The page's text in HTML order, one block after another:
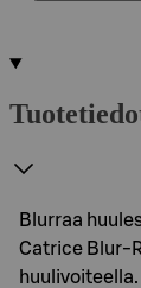
Blurraa
Catrice Blur-